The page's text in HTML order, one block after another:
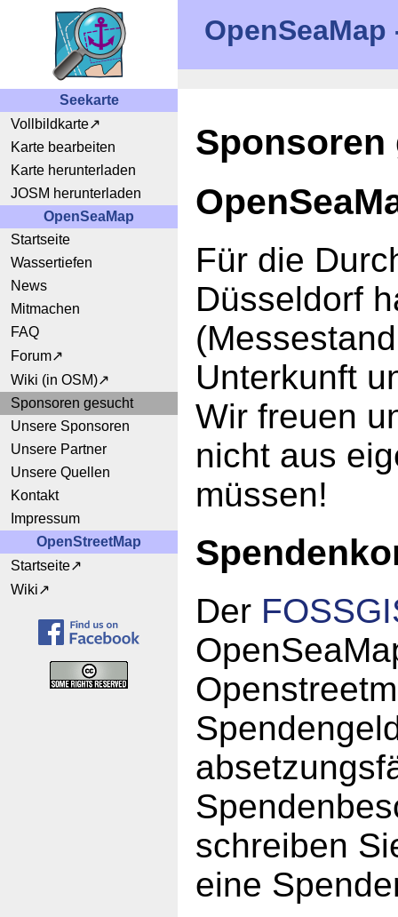
Seekarte
Vollbildkarte
Karte bearbeiten
Karte herunterladen
JOSM herunterladen
OpenSeaMap
Startseite
Wassertiefen
News
Mitmachen
FAQ
Forum
Wiki (in OSM)
Sponsoren gesucht
Unsere Sponsoren
Unsere Partner
Unsere Quellen
Kontakt
Impressum
OpenStreetMap
Startseite
Wiki
Sponsoren
Für die
Düsseldorf
Unterkunft
Wir freuen
nicht aus
müssen!
Der
schreiben
eine